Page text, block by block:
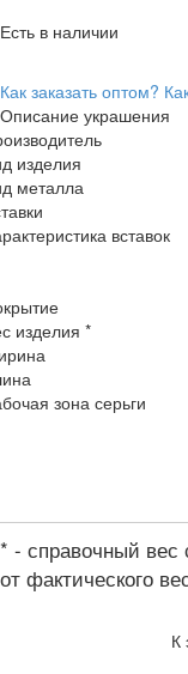
Есть в наличии
Как заказать оптом?
Описание украшения
изделия
металла
вставок
изделия *
зона серьги
* - справочный
от фактического
К